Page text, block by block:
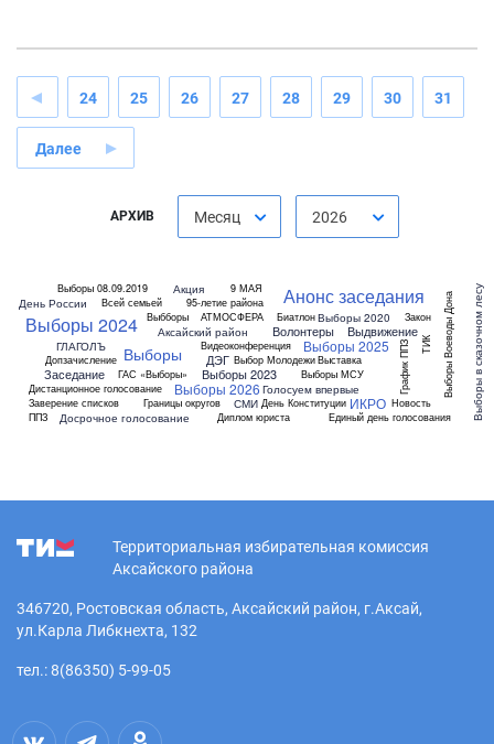
24 25 26 27 28 29 30 31
Далее
АРХИВ Месяц 2026
9 МАЯ
95-летие района
АТМОСФЕРА
Аксайский район
Акция Анонс заседания
Биатлон
Видеоконференция
Волонтеры
Всей семьей
Выбборы
Выбор Молодежи
Выборы
Выборы 08.09.2019
Выборы 2020
Выборы 2023
Выборы 2024
Выборы 2025
Выборы 2026 Выборы Воеводы Дона
Выборы МСУ Выборы в сказочном лесу
Выдвижение
Выставка
ГАС «Выборы»
ГЛАГОЛЪ
Голосуем впервые
Границы округов
График ППЗ
ДЭГ
День Конституции
День России
Диплом юриста
Дистанционное голосование
Допзачисление
Досрочное голосование Единый день голосования
Заверение списков
Закон
Заседание
ИКРО Новость
ППЗ
СМИ
ТИК
Территориальная избирательная комиссия
Аксайского района
346720, Ростовская область, Аксайский район, г.Аксай,
ул.Карла Либкнехта, 132
тел.: 8(86350) 5-99-05